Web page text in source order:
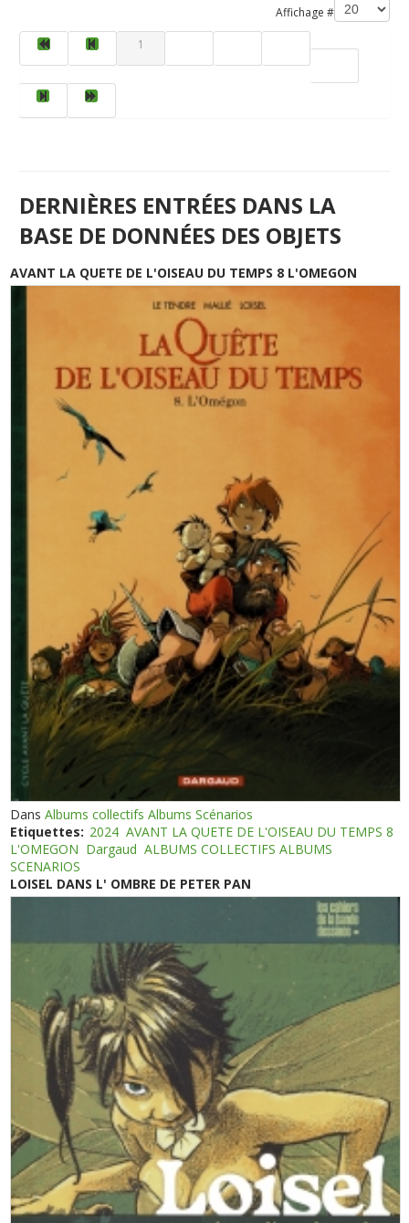
Affichage #
1
DERNIÈRES ENTRÉES DANS LA
BASE DE DONNÉES DES OBJETS
AVANT LA QUETE DE L'OISEAU DU TEMPS 8 L'OMEGON
DansAlbums collectifs Albums Scénarios
Etiquettes: 2024 AVANT LA QUETE DE L'OISEAU DU TEMPS 8
L'OMEGON Dargaud ALBUMS COLLECTIFS ALBUMS
SCENARIOS
LOISEL DANS L' OMBRE DE PETER PAN